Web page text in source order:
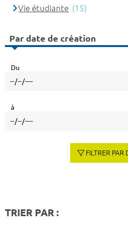
Vie étudiante (15)
Par date de création
Du
à
FILTRER PAR
TRIER PAR :